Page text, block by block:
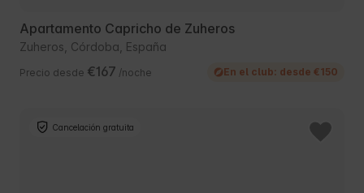
Apartamento Capricho de Zuheros
Zuheros, Córdoba, España
Precio desde €167 /noche En el club: desde €150
Cancelación gratuita